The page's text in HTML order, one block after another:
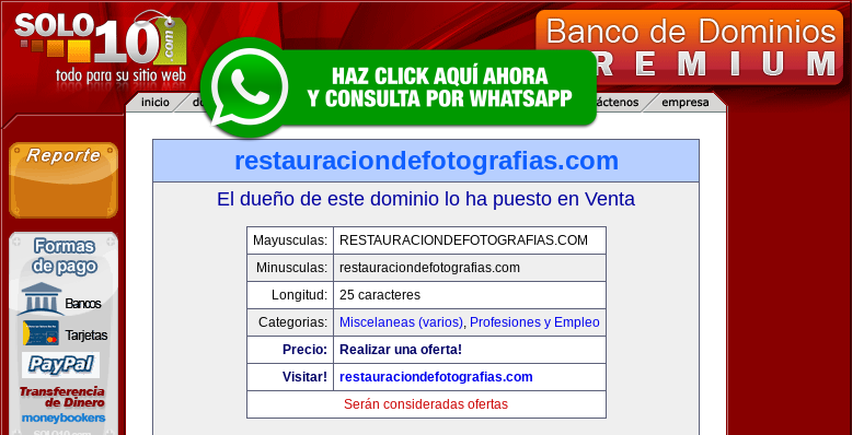
restauraciondefotografias.com
El dueño de este dominio lo ha puesto en Venta
Mayusculas:
RESTAURACIONDEFOTOGRAFIAS.COM
Minusculas:
restauraciondefotografias.com
Longitud:
25 caracteres
Categorias:
Miscelaneas (varios), Profesiones y Empleo
Precio:
Realizar una oferta!
Visitar!
restauraciondefotografias.com
Serán consideradas ofertas